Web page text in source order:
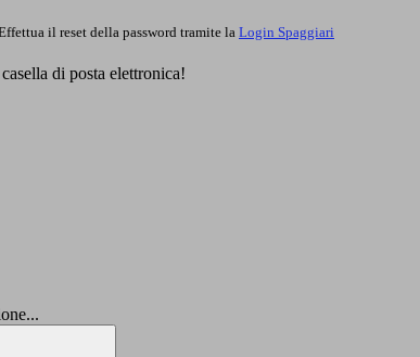
il reset della password tramite la Login Spaggiari
di posta elettronica!